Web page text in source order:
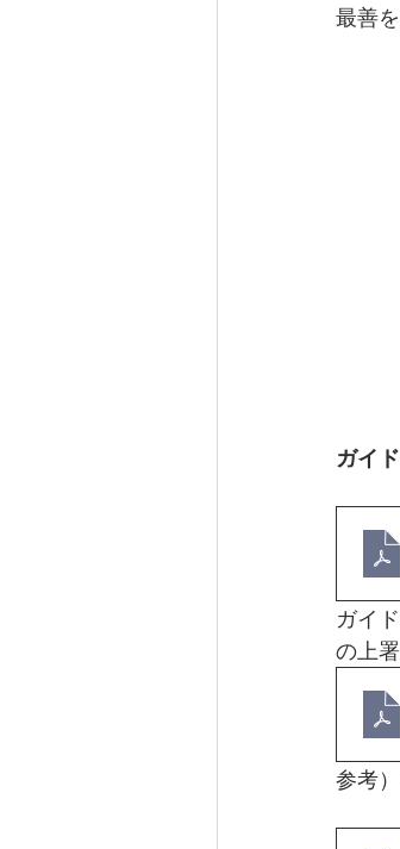
最善
ガイ
ガイ
の上
参考